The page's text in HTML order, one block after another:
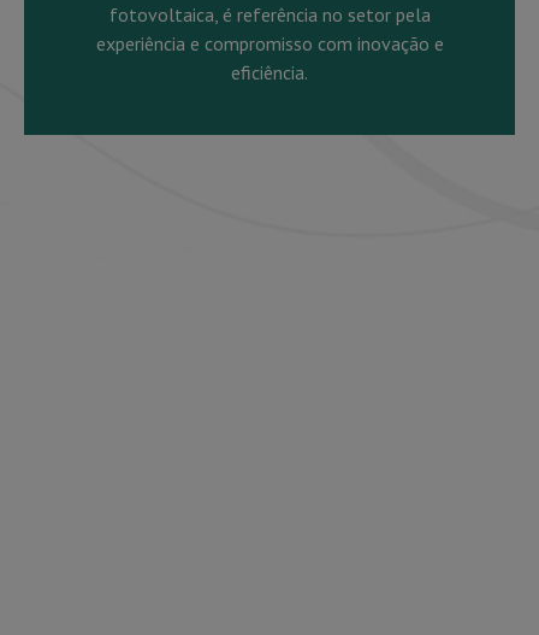
fotovoltaica, é referência no setor pela
experiência e compromisso com inovação e
eficiência.